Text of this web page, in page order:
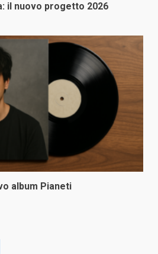
il nuovo progetto 2026
album Pianeti